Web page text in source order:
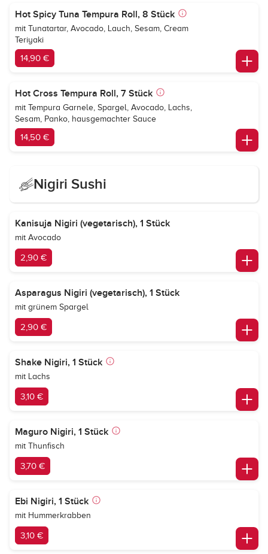
Hot Spicy Tuna Tempura Roll, 8 Stück
mit Tunatartar, Avocado, Lauch, Sesam, Cream
Teriyaki
14,90 €
Hot Cross Tempura Roll, 7 Stück
mit Tempura Garnele, Spargel, Avocado, Lachs,
Sesam, Panko, hausgemachter Sauce
14,50 €
Nigiri Sushi
Kanisuja Nigiri (vegetarisch), 1 Stück
mit Avocado
2,90 €
Asparagus Nigiri (vegetarisch), 1 Stück
mit grünem Spargel
2,90 €
Shake Nigiri, 1 Stück
mit Lachs
3,10 €
Maguro Nigiri, 1 Stück
mit Thunfisch
3,70 €
Ebi Nigiri, 1 Stück
mit Hummerkrabben
3,10 €